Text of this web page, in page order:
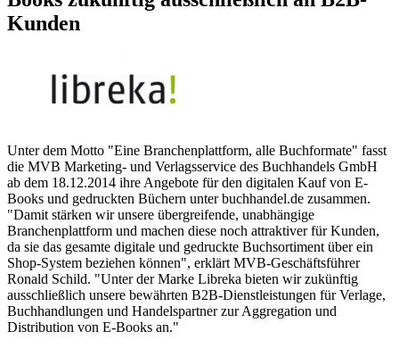
Kunden
Unter dem Motto "Eine Branchenplattform, alle Buchformate" fasst
die MVB Marketing- und Verlagsservice des Buchhandels GmbH
ab dem 18.12.2014 ihre Angebote für den digitalen Kauf von E-
Books und gedruckten Büchern unter buchhandel.de zusammen.
"Damit stärken wir unsere übergreifende, unabhängige
Branchenplattform und machen diese noch attraktiver für Kunden,
da sie das gesamte digitale und gedruckte Buchsortiment über ein
Shop-System beziehen können", erklärt MVB-Geschäftsführer
Ronald Schild. "Unter der Marke Libreka bieten wir zukünftig
ausschließlich unsere bewährten B2B-Dienstleistungen für Verlage,
Buchhandlungen und Handelspartner zur Aggregation und
Distribution von E-Books an."